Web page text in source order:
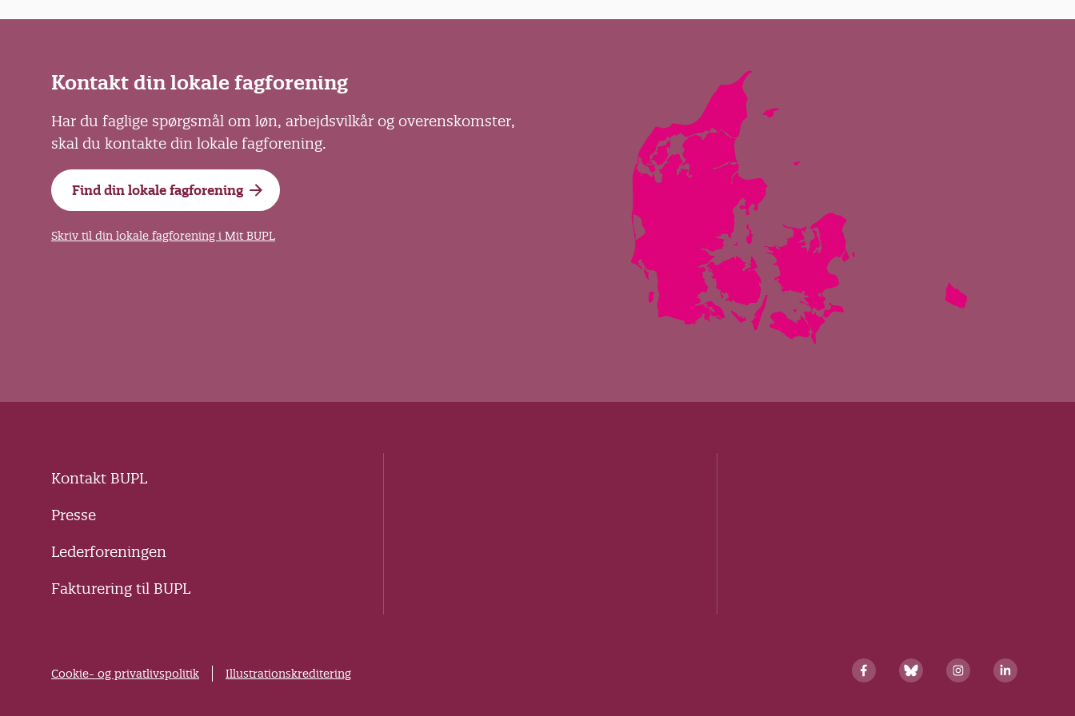
Kontakt din lokale fagforening
Har du faglige spørgsmål om løn, arbejdsvilkår og overenskomster,
skal du kontakte din lokale fagforening.
Find din lokale fagforening
Skriv til din lokale fagforening i Mit BUPL
Kontakt BUPL
Presse
Lederforeningen
Fakturering til BUPL
Cookie- og privatlivspolitik Illustrationskreditering